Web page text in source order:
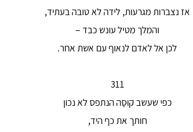
אז נצברות מגרעות, לידה לא טובה בעתיד,
והמלך מטיל עונש כבד –
לכן אל לאדם לנאוף עם אשת אחר.
311
כפי שעשב קוּסַה הנתפס לא נכון
חותך את כף היד,